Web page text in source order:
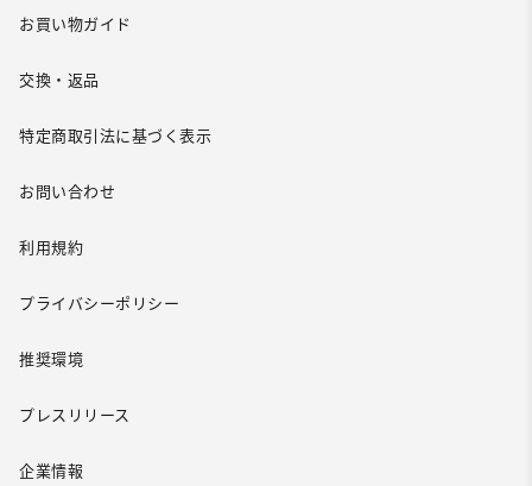
お買い物ガイド
交換・返品
特定商取引法に基づく表示
お問い合わせ
利用規約
プライバシーポリシー
推奨環境
プレスリリース
企業情報